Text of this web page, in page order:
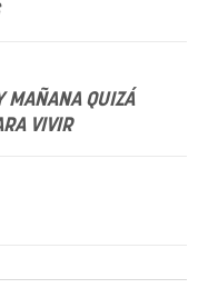
MAÑANA QUIZÁ
VIVIR